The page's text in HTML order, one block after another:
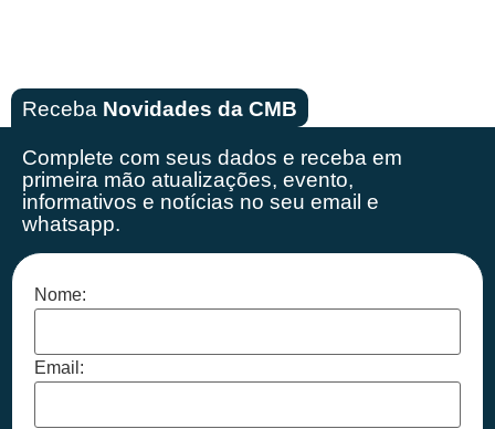
Receba Novidades da CMB
Complete com seus dados e receba em
primeira mão atualizações, evento,
informativos e notícias no seu email e
whatsapp.
Nome:
Email: